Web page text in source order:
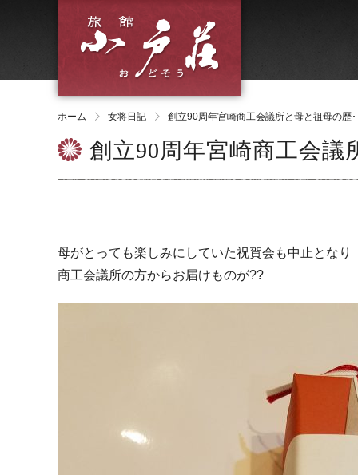
ホーム 女将日記 創立90周年宮崎商工会議所と母と祖母の歴･
創立90周年宮崎商工会議
母がとっても楽しみにしていた祝賀会も中止となり
商工会議所の方からお届けものが??